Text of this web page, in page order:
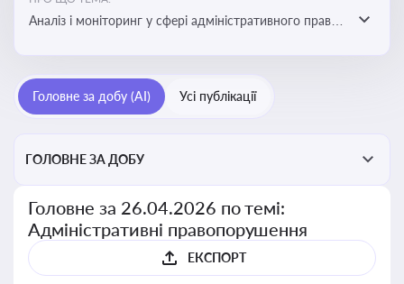
Аналіз і моніторинг у сфері адміністративного права:
Головне за добу (AI) Усі публікації
ГОЛОВНЕ ЗА ДОБУ
Головне за 26.04.2026 по темі:
Адміністративні правопорушення
ЕКСПОРТ